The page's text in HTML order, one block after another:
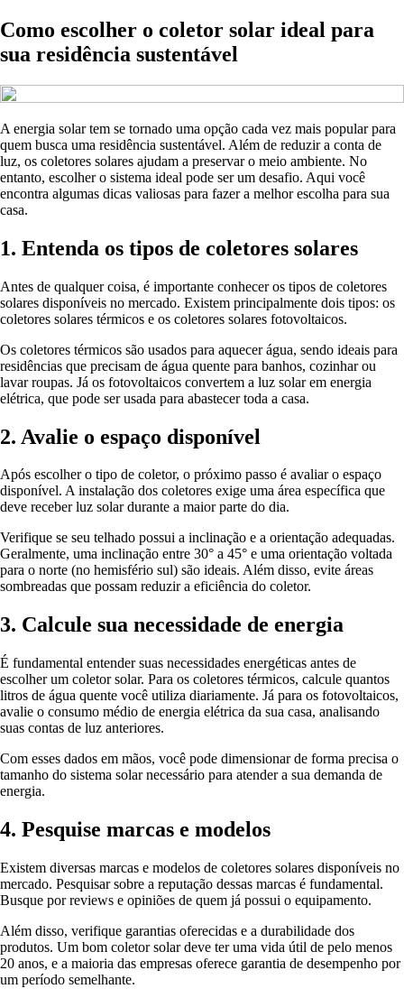
Como escolher o coletor solar ideal para
sua residência sustentável
A energia solar tem se tornado uma opção cada vez mais popular para
quem busca uma residência sustentável. Além de reduzir a conta de
luz, os coletores solares ajudam a preservar o meio ambiente. No
entanto, escolher o sistema ideal pode ser um desafio. Aqui você
encontra algumas dicas valiosas para fazer a melhor escolha para sua
casa.
1. Entenda os tipos de coletores solares
Antes de qualquer coisa, é importante conhecer os tipos de coletores
solares disponíveis no mercado. Existem principalmente dois tipos: os
coletores solares térmicos e os coletores solares fotovoltaicos.
Os coletores térmicos são usados para aquecer água, sendo ideais para
residências que precisam de água quente para banhos, cozinhar ou
lavar roupas. Já os fotovoltaicos convertem a luz solar em energia
elétrica, que pode ser usada para abastecer toda a casa.
2. Avalie o espaço disponível
Após escolher o tipo de coletor, o próximo passo é avaliar o espaço
disponível. A instalação dos coletores exige uma área específica que
deve receber luz solar durante a maior parte do dia.
Verifique se seu telhado possui a inclinação e a orientação adequadas.
Geralmente, uma inclinação entre 30° a 45° e uma orientação voltada
para o norte (no hemisfério sul) são ideais. Além disso, evite áreas
sombreadas que possam reduzir a eficiência do coletor.
3. Calcule sua necessidade de energia
É fundamental entender suas necessidades energéticas antes de
escolher um coletor solar. Para os coletores térmicos, calcule quantos
litros de água quente você utiliza diariamente. Já para os fotovoltaicos,
avalie o consumo médio de energia elétrica da sua casa, analisando
suas contas de luz anteriores.
Com esses dados em mãos, você pode dimensionar de forma precisa o
tamanho do sistema solar necessário para atender a sua demanda de
energia.
4. Pesquise marcas e modelos
Existem diversas marcas e modelos de coletores solares disponíveis no
mercado. Pesquisar sobre a reputação dessas marcas é fundamental.
Busque por reviews e opiniões de quem já possui o equipamento.
Além disso, verifique garantias oferecidas e a durabilidade dos
produtos. Um bom coletor solar deve ter uma vida útil de pelo menos
20 anos, e a maioria das empresas oferece garantia de desempenho por
um período semelhante.